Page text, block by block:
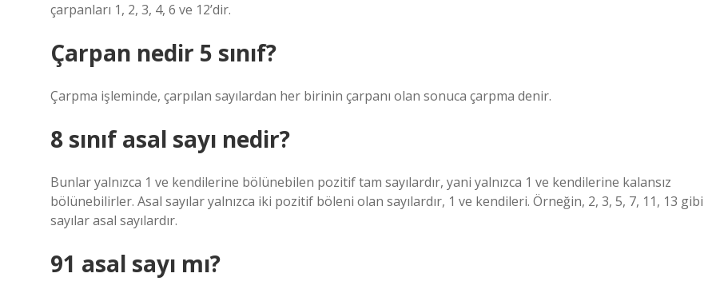
çarpanları 1, 2, 3, 4, 6 ve 12’dir.
Çarpan nedir 5 sınıf?
Çarpma işleminde, çarpılan sayılardan her birinin çarpanı olan sonuca çarpma denir.
8 sınıf asal sayı nedir?
Bunlar yalnızca 1 ve kendilerine bölünebilen pozitif tam sayılardır, yani yalnızca 1 ve kendilerine kalansız
bölünebilirler. Asal sayılar yalnızca iki pozitif böleni olan sayılardır, 1 ve kendileri. Örneğin, 2, 3, 5, 7, 11, 13 gibi
sayılar asal sayılardır.
91 asal sayı mı?